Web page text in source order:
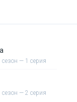
— 1 серия
— 2 серия